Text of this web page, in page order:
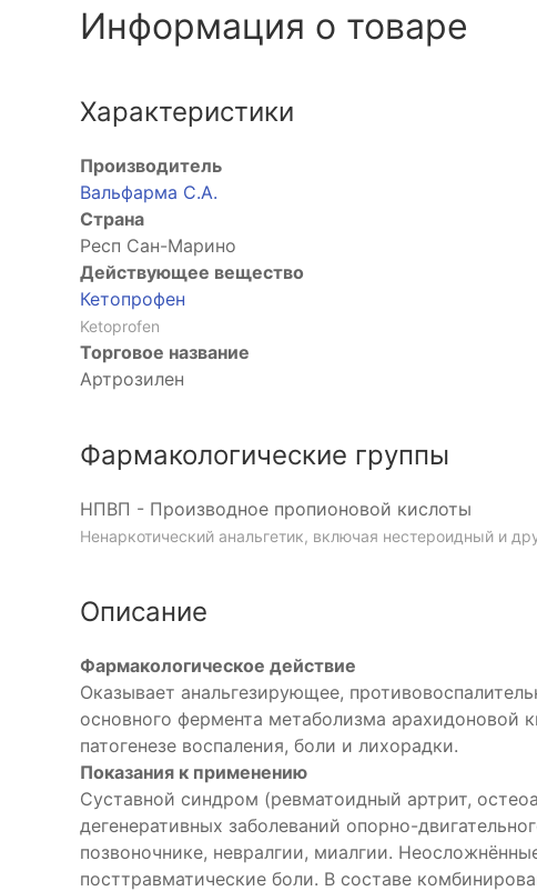
Информация о товаре
Характеристики
Производитель
Вальфарма С.А.
Страна
Респ Сан-Марино
Действующее вещество
Кетопрофен
Ketoprofen
Торговое название
Артрозилен
Фармакологические группы
НПВП - Производное пропионовой кислоты
Ненаркотический анальгетик, включая нестероидный и
Описание
Фармакологическое действие
Оказывает анальгезирующее,
основного фермента метаболизма арахидоновой
патогенезе воспаления, боли и лихорадки.
Показания к применению
Суставной синдром (ревматоидный артрит,
дегенеративных заболеваний опорно-
позвоночнике, невралгии, миалгии.
посттравматические боли. В составе